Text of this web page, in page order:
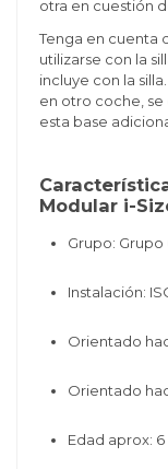
otra en cuestión
Tenga en cuenta
utilizarse con la
incluye con la
en otro coche, se
esta base
Modular i-
Grupo: Grupo
Instalación:
Orientado
Orientado
Edad aprox: 6